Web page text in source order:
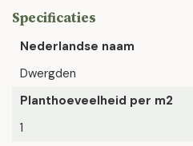
Specificaties
Nederlandse naam
Dwergden
Planthoeveelheid per m2
1